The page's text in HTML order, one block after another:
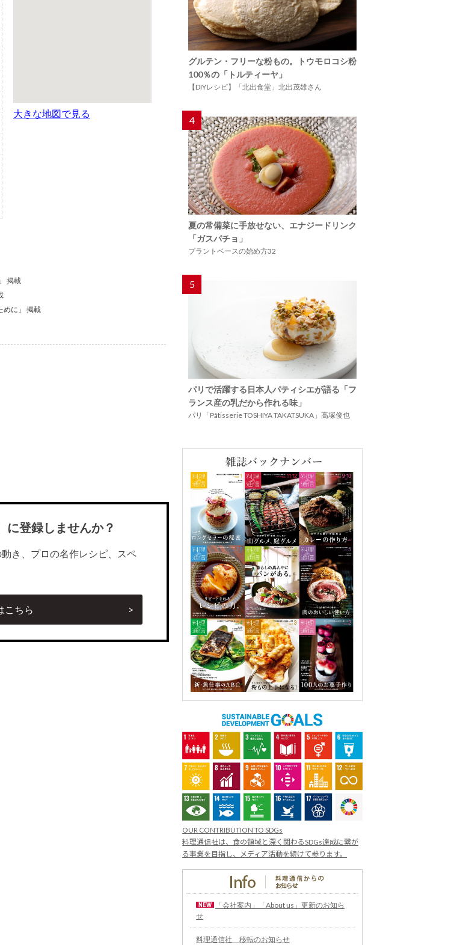
大きな地図で見る
掲載
めに」 掲載
に登録しませんか？
き、プロの名作レシピ、スペ
こちら
グルテン・フリーな粉もの。トウモロコシ粉
100％の「トルティーヤ」
【DIYレシピ】「北出食堂」北出茂雄さん
4
夏の常備菜に手放せない、エナジードリンク
「ガスパチョ」
プラントベースの始め方32
5
パリで活躍する日本人パティシエが語る「フ
ランス産の乳だから作れる味」
パリ「Pâtisserie TOSHIYA TAKATSUKA」高塚俊也
OUR CONTRIBUTION TO SDGs
料理通信社は、食の領域と深く関わるSDGs達成に繋が
る事業を目指し、メディア活動を続けて参ります。
「会社案内」「About us」更新のお知ら
せ
料理通信社 移転のお知らせ